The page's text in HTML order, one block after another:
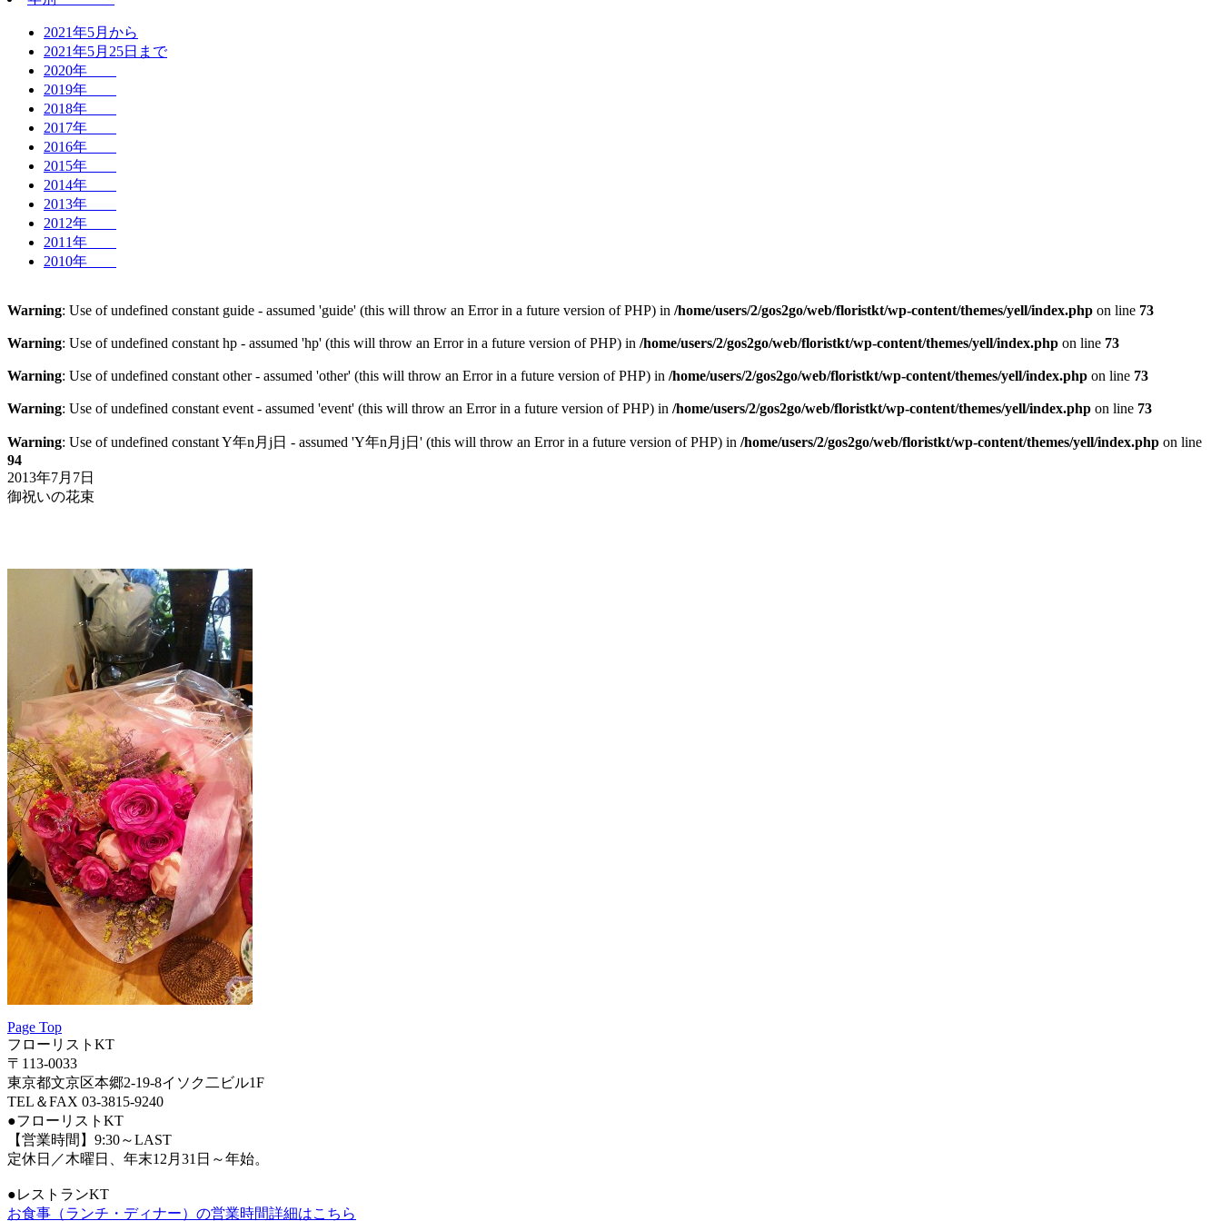
2021年5月から
2021年5月25日まで
2020年
2019年
2018年
2017年
2016年
2015年
2014年
2013年
2012年
2011年
2010年
Warning: Use of undefined constant guide - assumed 'guide' (this will throw an Error in a future version of PHP) in /home/users/2/gos2go/web/floristkt/wp-content/themes/yell/index.php on line 73
Warning: Use of undefined constant hp - assumed 'hp' (this will throw an Error in a future version of PHP) in /home/users/2/gos2go/web/floristkt/wp-content/themes/yell/index.php on line 73
Warning: Use of undefined constant other - assumed 'other' (this will throw an Error in a future version of PHP) in /home/users/2/gos2go/web/floristkt/wp-content/themes/yell/index.php on line 73
Warning: Use of undefined constant event - assumed 'event' (this will throw an Error in a future version of PHP) in /home/users/2/gos2go/web/floristkt/wp-content/themes/yell/index.php on line 73
Warning: Use of undefined constant Y年n月j日 - assumed 'Y年n月j日' (this will throw an Error in a future version of PHP) in /home/users/2/gos2go/web/floristkt/wp-content/themes/yell/index.php on line
94
2013年7月7日
御祝いの花束
Page Top
フローリストKT
〒113-0033
東京都文京区本郷2-19-8イソク二ビル1F
TEL＆FAX 03-3815-9240
●フローリストKT
【営業時間】9:30～LAST
定休日／木曜日、年末12月31日～年始。
●レストランKT
お食事（ランチ・ディナー）の営業時間詳細はこちら